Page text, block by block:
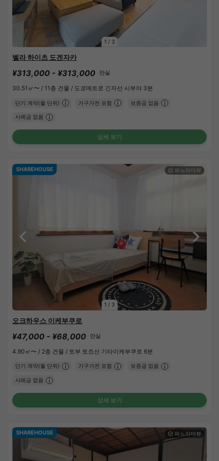
1 / 3
벨라 하이츠 도겐자카
¥313,000 - ¥313,000 만실
30.51㎡〜 / 11층 건물 / 도쿄메트로 긴자선 시부야 3분
단기 계약(월 단위) 가구가전 포함 보증금 없음
사례금 없음
상세 보기
1 / 3
SHAREHOUSE
오크하우스 이케부쿠로
¥47,000 - ¥68,000 만실
4.90㎡〜 / 2층 건물 / 토부 토죠선 기타이케부쿠로 6분
단기 계약(월 단위) 가구가전 포함 보증금 없음
사례금 없음
상세 보기
SHAREHOUSE